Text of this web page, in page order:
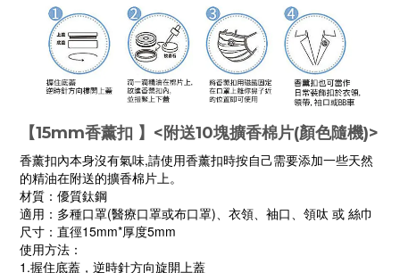
【15mm香薰扣 】<附送10塊擴香棉片(顏色隨機)>
香薰扣內本身沒有氣味,請使用香薰扣時按自己需要添加一些天然
的精油在附送的擴香棉片上。
材質：優質鈦鋼
適用：多種口罩(醫療口罩或布口罩)、衣領、袖口、領呔 或 絲巾
尺寸：直徑15mm*厚度5mm
使用方法：
1.握住底蓋，逆時針方向旋開上蓋